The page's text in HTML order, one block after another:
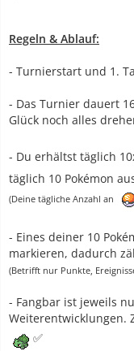
Regeln & Ablauf:
- Turnierstart und 1.
- Das Turnier dauert
Glück noch alles
- Du erhältst täglich
täglich 10 Pokémon
(Deine tägliche Anzahl an
- Eines deiner 10
markieren, dadurch
(Betrifft nur Punkte,
- Fangbar ist jeweils
Weiterentwicklungen.
✅